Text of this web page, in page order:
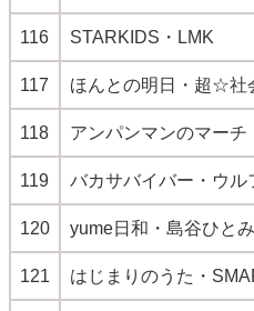
116 STARKIDS・LMK
117 ほんとの明日・超☆社
118 アンパンマンのマーチ
119 バカサバイバー・ウル
120 yume日和・島谷ひとみ
121 はじまりのうた・